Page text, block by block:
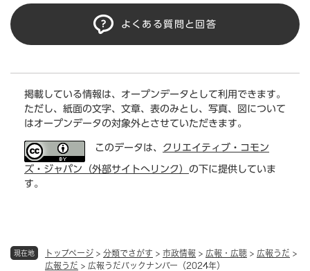
現在地 トップページ > 分類でさがす > 市政情報 > 広報・広聴 > 広報うだ >
広報うだ > 広報うだバックナンバー（2024年）
よくある質問と回答
掲載している情報は、オープンデータとして利用できます。
ただし、紙面の文字、文章、表のみとし、写真、図について
はオープンデータの対象外とさせていただきます。
このデータは、 クリエイティブ・コモン
ズ・ジャパン（外部サイトへリンク） の下に提供していま
す。